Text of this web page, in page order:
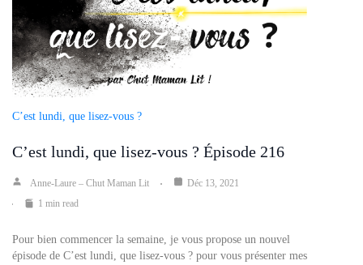
C’est lundi, que lisez-vous ?
C’est lundi, que lisez-vous ? Épisode 216
Anne-Laure – Chut Maman Lit
Déc 13, 2021
1 min read
Pour bien commencer la semaine, je vous propose un nouvel
épisode de C’est lundi, que lisez-vous ? pour vous présenter mes